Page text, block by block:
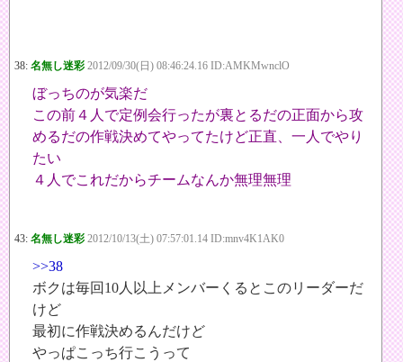
38: 名無し迷彩 2012/09/30(日) 08:46:24.16 ID:AMKMwnclO
ぼっちのが気楽だ
この前４人で定例会行ったが裏とるだの正面から攻
めるだの作戦決めてやってたけど正直、一人でやり
たい
４人でこれだからチームなんか無理無理
43: 名無し迷彩 2012/10/13(土) 07:57:01.14 ID:mnv4K1AK0
>>38
ボクは毎回10人以上メンバーくるとこのリーダーだ
けど
最初に作戦決めるんだけど
やっぱこっち行こうって